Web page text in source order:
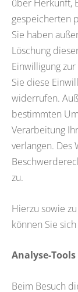
über Herkunft,
gespeicherten
Sie haben
Löschung
Einwilligung
Sie diese
widerrufen.
bestimmten
Verarbeitung
verlangen. Des
zu.
Hierzu sowie
können Sie
Analyse-
Beim Besuch